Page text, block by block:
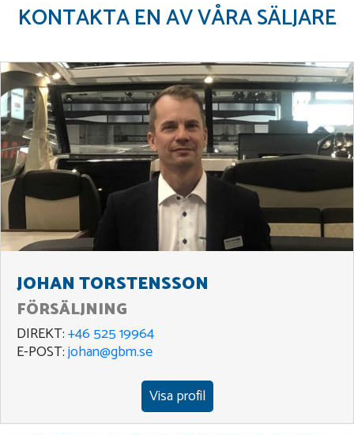
KONTAKTA EN AV VÅRA SÄLJARE
JOHAN TORSTENSSON
FÖRSÄLJNING
DIREKT:+46 525 19964
E-POST:johan@gbm.se
Visa profil